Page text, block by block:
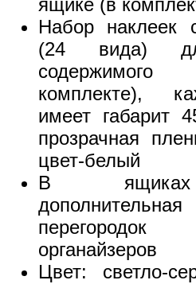
Набор наклеек
(24 вида)
комплекте),
имеет габарит
прозрачная
цвет-белый
В ящиках
органайзеров
Цвет: светло-